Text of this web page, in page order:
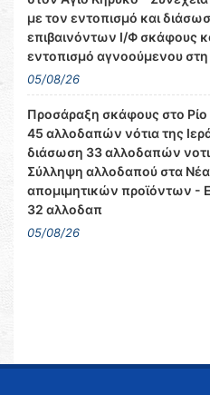
με τον εντοπισμό και
επιβαινόντων Ι/Φ σκάφους
εντοπισμό αγνοούμενου
05/08/26
Προσάραξη σκάφους στο
45 αλλοδαπών νότια της
διάσωση 33 αλλοδαπών
Σύλληψη αλλοδαπού στα Νέα
απομιμητικών προϊόντων -
32 αλλοδαπ
05/08/26